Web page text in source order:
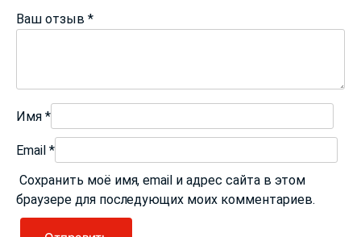
Ваш отзыв *
Имя *
Email *
Сохранить моё имя, email и адрес сайта в этом
браузере для последующих моих комментариев.